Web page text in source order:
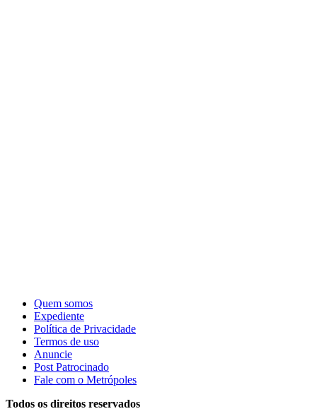
Quem somos
Expediente
Política de Privacidade
Termos de uso
Anuncie
Post Patrocinado
Fale com o Metrópoles
Todos os direitos reservados